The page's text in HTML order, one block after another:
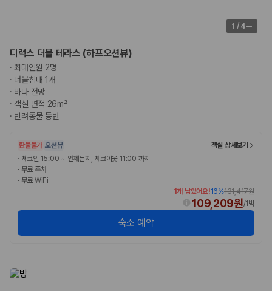
제주렌트카 보험까지 비교해야 진짜 가격비교입
니다
동일한 차량이라도 보험 조건에 따라 실제 부담 금액이 달라질 수 있습니
다. 카모아는 제주 렌트카 가격뿐 아니라 일반자차, 완전자차, 슈퍼자차 조
건을 함께 확인할 수 있도록 돕습니다.
다.
슈퍼자차: 더 높은 보장 조건을 원하는 사용자에게 적합합니다.
2000만 고객이 선택한 렌트카 가격비교 플랫폼
카모아는 제주렌트카부터 국내·해외 렌트카까지 비교할 수 있는 렌트카 가
사용자 리뷰
1 / 4
디럭스 더블 테라스 (하프오션뷰)
· 최대인원 2명
· 더블침대 1개
· 바다 전망
·객실 면적 26m²
· 반려동물 동반
환불불가 오션뷰
객실 상세보기
· 체크인 15:00 ~ 언제든지, 체크아웃 11:00 까지
· 무료 주차
· 무료 WiFi
1개 남았어요!16%131,417원
109,209원/1박
숙소 예약